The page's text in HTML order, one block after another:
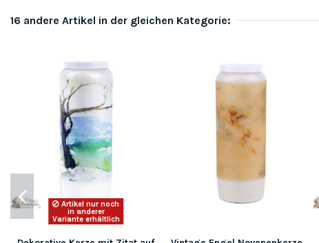
16 andere Artikel in der gleichen Kategorie:
Artikel nur noch
in anderer
Variante erhältlich